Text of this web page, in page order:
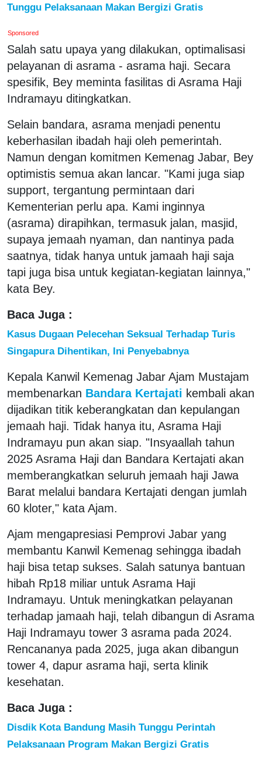
Tunggu Pelaksanaan Makan Bergizi Gratis
Sponsored
Salah satu upaya yang dilakukan, optimalisasi
pelayanan di asrama - asrama haji. Secara
spesifik, Bey meminta fasilitas di Asrama Haji
Indramayu ditingkatkan.
Selain bandara, asrama menjadi penentu
keberhasilan ibadah haji oleh pemerintah.
Namun dengan komitmen Kemenag Jabar, Bey
optimistis semua akan lancar. "Kami juga siap
support, tergantung permintaan dari
Kementerian perlu apa. Kami inginnya
(asrama) dirapihkan, termasuk jalan, masjid,
supaya jemaah nyaman, dan nantinya pada
saatnya, tidak hanya untuk jamaah haji saja
tapi juga bisa untuk kegiatan-kegiatan lainnya,"
kata Bey.
Baca Juga :
Kasus Dugaan Pelecehan Seksual Terhadap Turis
Singapura Dihentikan, Ini Penyebabnya
Kepala Kanwil Kemenag Jabar Ajam Mustajam
membenarkan Bandara Kertajati kembali akan
dijadikan titik keberangkatan dan kepulangan
jemaah haji. Tidak hanya itu, Asrama Haji
Indramayu pun akan siap. "Insyaallah tahun
2025 Asrama Haji dan Bandara Kertajati akan
memberangkatkan seluruh jemaah haji Jawa
Barat melalui bandara Kertajati dengan jumlah
60 kloter," kata Ajam.
Ajam mengapresiasi Pemprovi Jabar yang
membantu Kanwil Kemenag sehingga ibadah
haji bisa tetap sukses. Salah satunya bantuan
hibah Rp18 miliar untuk Asrama Haji
Indramayu. Untuk meningkatkan pelayanan
terhadap jamaah haji, telah dibangun di Asrama
Haji Indramayu tower 3 asrama pada 2024.
Rencananya pada 2025, juga akan dibangun
tower 4, dapur asrama haji, serta klinik
kesehatan.
Baca Juga :
Disdik Kota Bandung Masih Tunggu Perintah
Pelaksanaan Program Makan Bergizi Gratis